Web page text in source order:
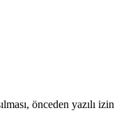
önceden yazılı izin